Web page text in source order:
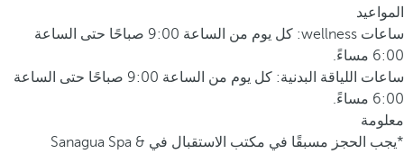
المواعيد
ساعات wellness: كل يوم من الساعة 9:00 صباحًا حتى الساعة
6:00 مساءً.
ساعات اللياقة البدنية: كل يوم من الساعة 9:00 صباحًا حتى الساعة
6:00 مساءً.
معلومة
*يجب الحجز مسبقًا في مكتب الاستقبال في Sanagua Spa &